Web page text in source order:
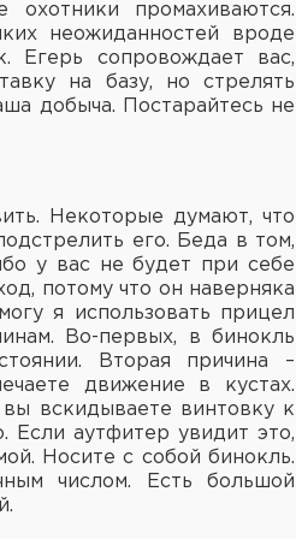
промахиваются.
неожиданностей вроде
Егерь сопровождает вас,
на базу, но стрелять
добыча. Постарайтесь не
Некоторые думают, что
его. Беда в том,
у вас не будет при себе
потому что он наверняка
я использовать прицел
Во-первых, в бинокль
Вторая причина –
движение в кустах.
вскидываете винтовку к
Если аутфитер увидит это,
Носите с собой бинокль.
числом. Есть большой